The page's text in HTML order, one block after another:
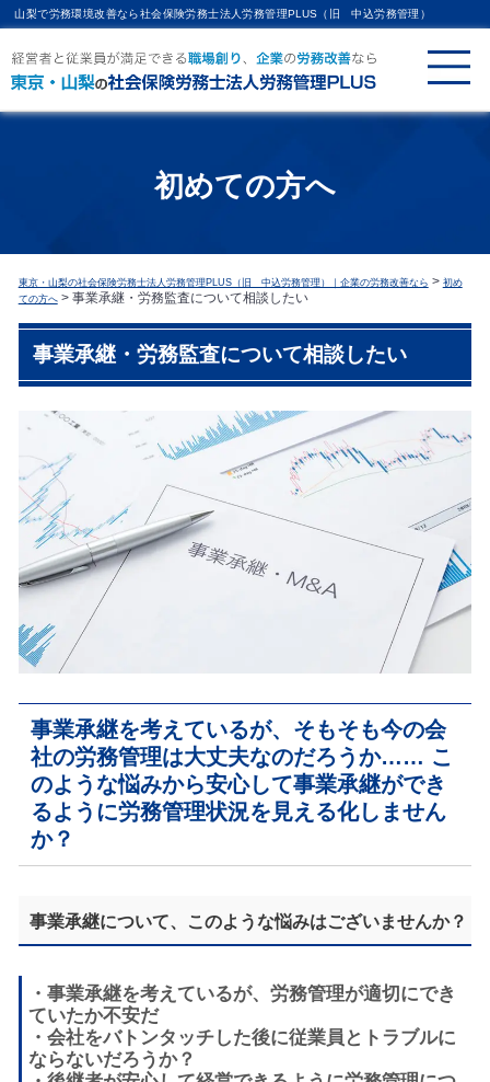
山梨で労務環境改善なら社会保険労務士法人労務管理PLUS（旧 中込労務管理）
初めての方へ
東京・山梨の社会保険労務士法人労務管理PLUS（旧 中込労務管理）｜企業の労務改善なら > 初め
ての方へ> 事業承継・労務監査について相談したい
事業承継・労務監査について相談したい
事業承継を考えているが、そもそも今の会
社の労務管理は大丈夫なのだろうか…… こ
のような悩みから安心して事業承継ができ
るように労務管理状況を見える化しません
か？
事業承継について、このような悩みはございませんか？
・事業承継を考えているが、労務管理が適切にでき
ていたか不安だ
・会社をバトンタッチした後に従業員とトラブルに
ならないだろうか？